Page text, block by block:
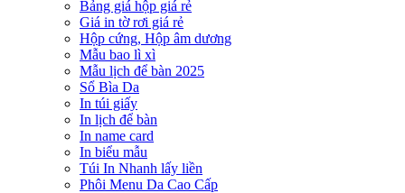
Bảng giá hộp giá rẻ
Giá in tờ rơi giá rẻ
Hộp cứng, Hộp âm dương
Mẫu bao lì xì
Mẫu lịch để bàn 2025
Sổ Bìa Da
In túi giấy
In lịch để bàn
In name card
In biểu mẫu
Túi In Nhanh lấy liền
Phôi Menu Da Cao Cấp